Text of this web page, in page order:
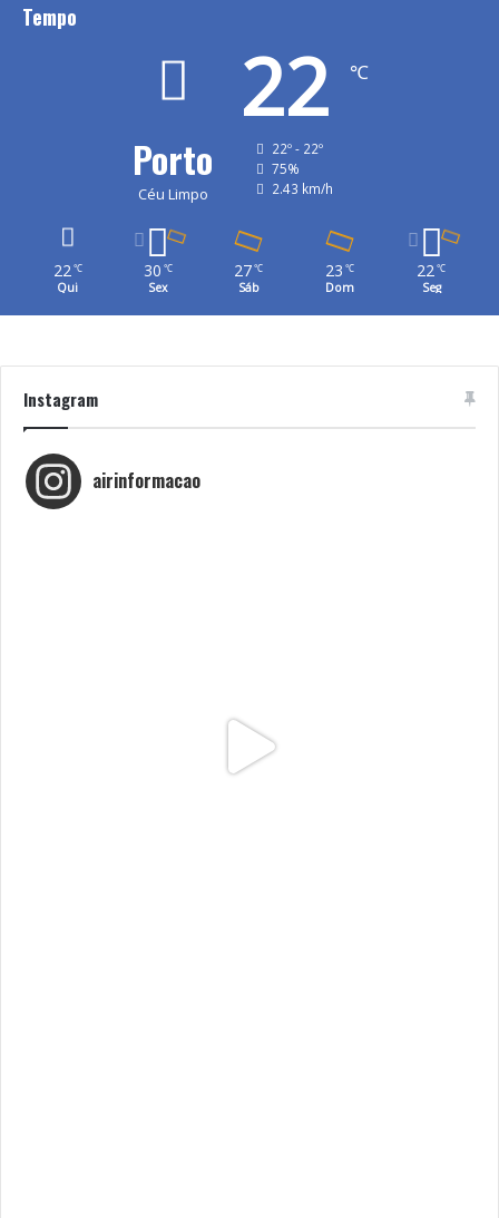
Tempo
Porto
Céu Limpo
22 ℃
22º - 22º
75%
2.43 km/h
22 ℃
Qui
30 ℃
Sex
27℃
Sáb
23 ℃
Dom
22℃
Seg
Instagram
airinformacao